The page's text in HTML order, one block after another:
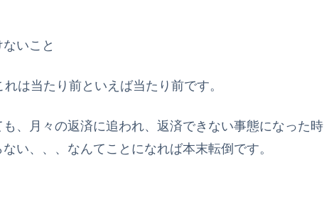
いこと
は当たり前といえば当たり前です。
、月々の返済に追われ、返済できない事態になった時
い、、、なんてことになれば本末転倒です。